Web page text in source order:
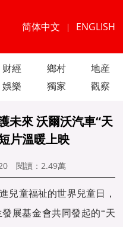
简体中文 | ENGLISH
财經 鄉村
地産
娛樂 獨家 觀察
未來 沃爾沃汽車“天
片溫暖上映
閱讀： 2.49萬
兒童福祉的世界兒童日，
展基金會共同發起的“天